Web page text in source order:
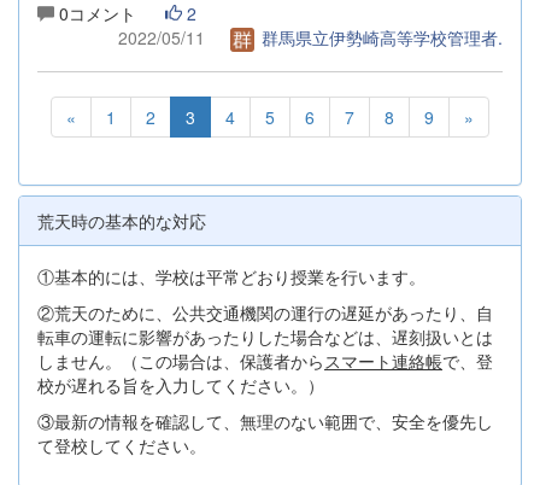
0コメント
2
2022/05/11
群馬県立伊勢崎高等学校管理者.
« 1 2 3 4 5 6 7 8 9 »
荒天時の基本的な対応
①基本的には、学校は平常どおり授業を行います。
②荒天のために、公共交通機関の運行の遅延があったり、自
転車の運転に影響があったりした場合などは、遅刻扱いとは
しません。（この場合は、保護者からスマート連絡帳で、登
校が遅れる旨を入力してください。）
③最新の情報を確認して、無理のない範囲で、安全を優先し
て登校してください。